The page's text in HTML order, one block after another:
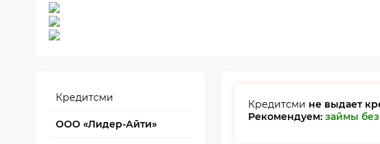
Кредитсми
ООО «Лидер-Айти»
Кредитсми не выдает
Рекомендуем: займы